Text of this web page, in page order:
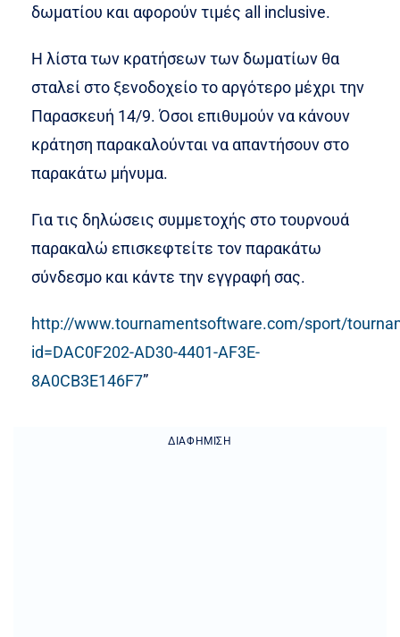
δωματίου και αφορούν τιμές all inclusive.
Η λίστα των κρατήσεων των δωματίων θα
σταλεί στο ξενοδοχείο το αργότερο μέχρι την
Παρασκευή 14/9. Όσοι επιθυμούν να κάνουν
κράτηση παρακαλούνται να απαντήσουν στο
παρακάτω μήνυμα.
Για τις δηλώσεις συμμετοχής στο τουρνουά
παρακαλώ επισκεφτείτε τον παρακάτω
σύνδεσμο και κάντε την εγγραφή σας.
http://www.tournamentsoftware.com/sport/
id=DAC0F202-AD30-4401-AF3E-
8A0CB3E146F7”
ΔΙΑΦΉΜΙΣΗ